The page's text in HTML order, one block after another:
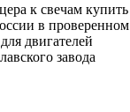
к свечам купить
в проверенном
двигателей
завода